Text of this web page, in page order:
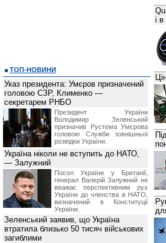
і
ТОП-НОВИНИ
Указ президента: Умєров призначений
головою СЗР, Клименко —
секретарем РНБО
Президент України
Володимир Зеленський
призначив Pустема Умєрова
головою Служби зовнішньої
розвідки України.
Україна ніколи не вступить до НАТО,
— Залужний
Посол України у Британії,
генерал Валерій Залужний не
вважає перспективним рух
України до членства в НАТО,
визначений в Конституції
України.
Зеленський заявив, що Україна
втратила близько 50 тисяч військових
загиблими